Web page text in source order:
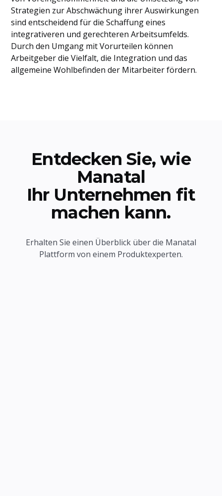
Strategien zur Abschwächung ihrer Auswirkungen
sind entscheidend für die Schaffung eines
integrativeren und gerechteren Arbeitsumfelds.
Durch den Umgang mit Vorurteilen können
Arbeitgeber die Vielfalt, die Integration und das
allgemeine Wohlbefinden der Mitarbeiter fördern.
Entdecken Sie, wie
Manatal
Ihr Unternehmen fit
machen kann.
Erhalten Sie einen Überblick über die Manatal
Plattform von einem Produktexperten.